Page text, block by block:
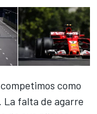
como
La falta de agarre